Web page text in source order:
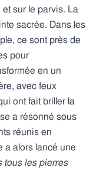
et sur le parvis. La
sacrée. Dans les
ce sont près de
pour
en un
avec feux
ont fait briller la
a résonné sous
réunis en
a alors lancé une
tous les pierres